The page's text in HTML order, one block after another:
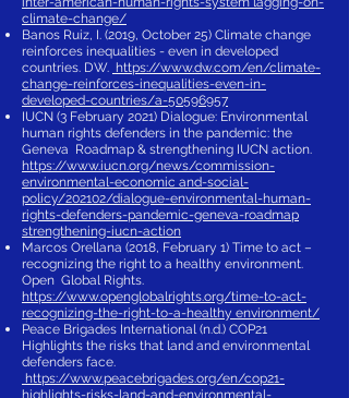
climate-change/
Banos Ruiz, I. (2019, October 25) Climate change
reinforces inequalities - even in developed
countries. DW. https://www.dw.com/en/climate-
change-reinforces-inequalities-even-in-
developed-countries/a-50596957
IUCN (3 February 2021) Dialogue: Environmental
human rights defenders in the pandemic: the
Geneva Roadmap & strengthening IUCN action.
https://www.iucn.org/news/commission-
environmental-economic and-social-
policy/202102/dialogue-environmental-human-
rights-defenders-pandemic-geneva-roadmap
strengthening-iucn-action
Marcos Orellana (2018, February 1) Time to act –
recognizing the right to a healthy environment.
Open Global Rights.
https://www.openglobalrights.org/time-to-act-
recognizing-the-right-to-a-healthy environment/
Peace Brigades International (n.d.) COP21
Highlights the risks that land and environmental
defenders face.
https://www.peacebrigades.org/en/cop21-
highlights-risks-land-and-environmental-